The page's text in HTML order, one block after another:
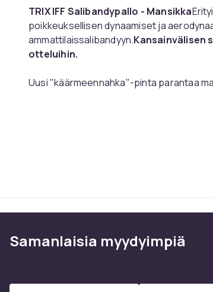
TRIX IFF Salibandypallo - Mansikka
poikkeuksellisen dynaamiset ja
ammattilaissalibandyyn.Kansainvälisen
otteluihin.
Uusi "käärmeennahka"-pinta parantaa
Samanlaisia ​​myydyimpiä